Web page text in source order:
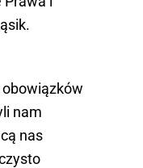
nam
nas